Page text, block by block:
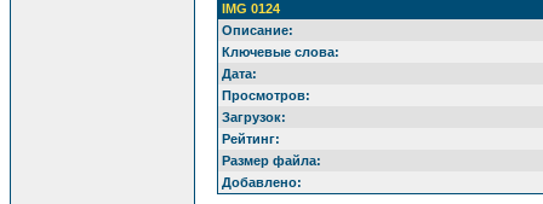
IMG 0124
Описание:
Ключевые слова:
Дата:
Просмотров:
Загрузок:
Рейтинг:
Размер файла:
Добавлено: